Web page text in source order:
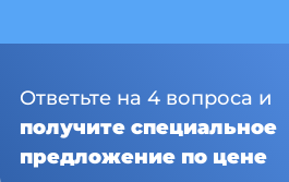
Ответьте на 4 вопроса и
получите специальное
предложение по цене